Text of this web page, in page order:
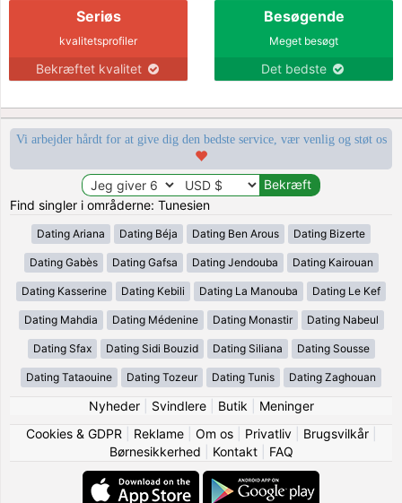
Seriøs
kvalitetsprofiler
Bekræftet kvalitet
Besøgende
Meget besøgt
Det bedste
Vi arbejder hårdt for at give dig den bedste service, vær venlig og støt os
Find singler i områderne: Tunesien
Dating Ariana Dating Béja Dating Ben Arous Dating Bizerte
Dating Gabès Dating Gafsa Dating Jendouba Dating Kairouan
Dating Kasserine Dating Kebili Dating La Manouba Dating Le Kef
Dating Mahdia Dating Médenine Dating Monastir Dating Nabeul
Dating Sfax Dating Sidi Bouzid Dating Siliana Dating Sousse
Dating Tataouine Dating Tozeur Dating Tunis Dating Zaghouan
Nyheder| Svindlere| Butik
Meninger
Cookies & GDPR
Reklame| Om os| Privatliv| Brugsvilkår|
Børnesikkerhed
Kontakt| FAQ